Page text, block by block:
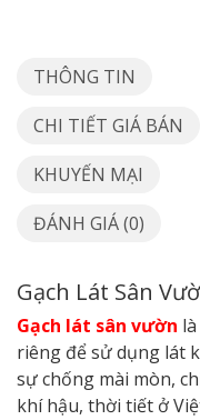
THÔNG TIN
CHI TIẾT GIÁ BÁN
KHUYẾN MẠI
ĐÁNH GIÁ (0)
Gạch Lát Sân
Gạch lát sân vườn
riêng để sử dụng lát
sự chống mài mòn,
khí hậu, thời tiết ở